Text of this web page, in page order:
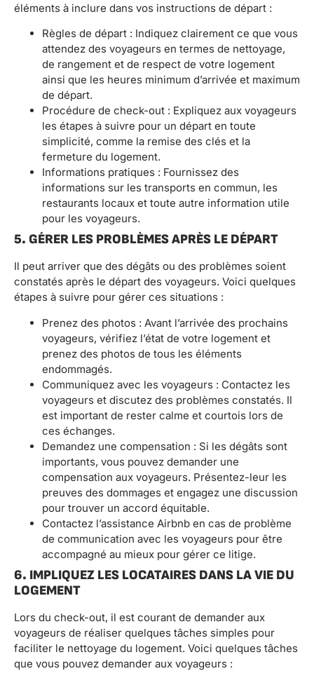
éléments à inclure dans vos instructions de départ :
Règles de départ : Indiquez clairement ce que vous
attendez des voyageurs en termes de nettoyage,
de rangement et de respect de votre logement
ainsi que les heures minimum d’arrivée et maximum
de départ.
Procédure de check-out : Expliquez aux voyageurs
les étapes à suivre pour un départ en toute
simplicité, comme la remise des clés et la
fermeture du logement.
Informations pratiques : Fournissez des
informations sur les transports en commun, les
restaurants locaux et toute autre information utile
pour les voyageurs.
5. GÉRER LES PROBLÈMES APRÈS LE DÉPART
Il peut arriver que des dégâts ou des problèmes soient
constatés après le départ des voyageurs. Voici quelques
étapes à suivre pour gérer ces situations :
Prenez des photos : Avant l’arrivée des prochains
voyageurs, vérifiez l’état de votre logement et
prenez des photos de tous les éléments
endommagés.
Communiquez avec les voyageurs : Contactez les
voyageurs et discutez des problèmes constatés. Il
est important de rester calme et courtois lors de
ces échanges.
Demandez une compensation : Si les dégâts sont
importants, vous pouvez demander une
compensation aux voyageurs. Présentez-leur les
preuves des dommages et engagez une discussion
pour trouver un accord équitable.
Contactez l’assistance Airbnb en cas de problème
de communication avec les voyageurs pour être
accompagné au mieux pour gérer ce litige.
6. IMPLIQUEZ LES LOCATAIRES DANS LA VIE DU
LOGEMENT
Lors du check-out, il est courant de demander aux
voyageurs de réaliser quelques tâches simples pour
faciliter le nettoyage du logement. Voici quelques tâches
que vous pouvez demander aux voyageurs :